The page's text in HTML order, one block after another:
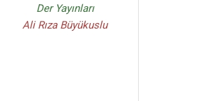
Der Yayınları
Ali Rıza Büyükuslu